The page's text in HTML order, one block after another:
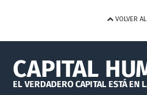
VOLVER